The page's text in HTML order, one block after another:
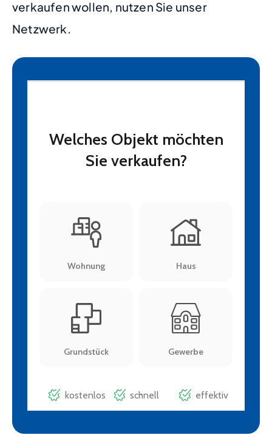
verkaufen wollen, nutzen Sie unser
Netzwerk.